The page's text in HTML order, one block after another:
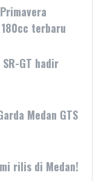
terbaru
GT hadir
Medan GTS
rilis di Medan!